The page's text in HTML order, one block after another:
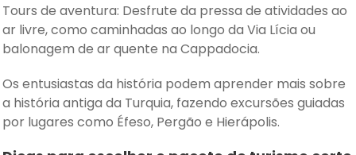
Tours de aventura: Desfrute da pressa de atividades ao
ar livre, como caminhadas ao longo da Via Lícia ou
balonagem de ar quente na Cappadocia.
Os entusiastas da história podem aprender mais sobre
a história antiga da Turquia, fazendo excursões guiadas
por lugares como Éfeso, Pergão e Hierápolis.